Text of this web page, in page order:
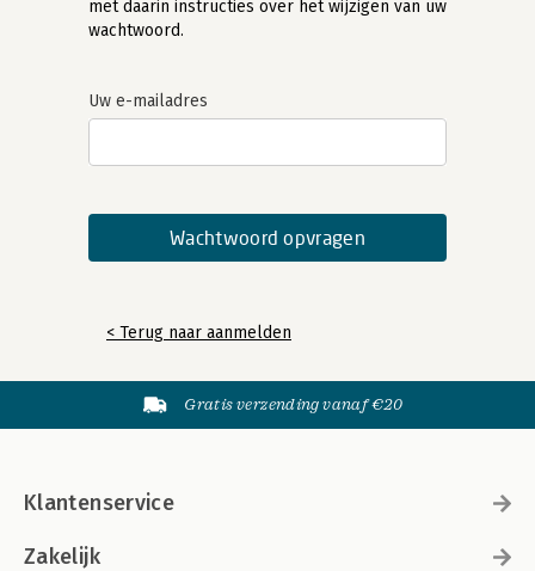
met daarin instructies over het wijzigen van uw
wachtwoord.
Uw e-mailadres
< Terug naar aanmelden
Gratis verzending vanaf €20
Klantenservice
Zakelijk